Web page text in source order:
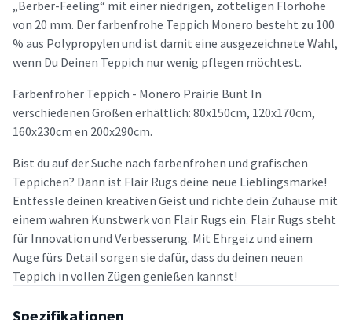
„Berber-Feeling“ mit einer niedrigen, zotteligen Florhöhe
von 20 mm. Der farbenfrohe Teppich Monero besteht zu 100
% aus Polypropylen und ist damit eine ausgezeichnete Wahl,
wenn Du Deinen Teppich nur wenig pflegen möchtest.
Farbenfroher Teppich - Monero Prairie Bunt In
verschiedenen Größen erhältlich: 80x150cm, 120x170cm,
160x230cm en 200x290cm.
Bist du auf der Suche nach farbenfrohen und grafischen
Teppichen? Dann ist Flair Rugs deine neue Lieblingsmarke!
Entfessle deinen kreativen Geist und richte dein Zuhause mit
einem wahren Kunstwerk von Flair Rugs ein. Flair Rugs steht
für Innovation und Verbesserung. Mit Ehrgeiz und einem
Auge fürs Detail sorgen sie dafür, dass du deinen neuen
Teppich in vollen Zügen genießen kannst!
Spezifikationen